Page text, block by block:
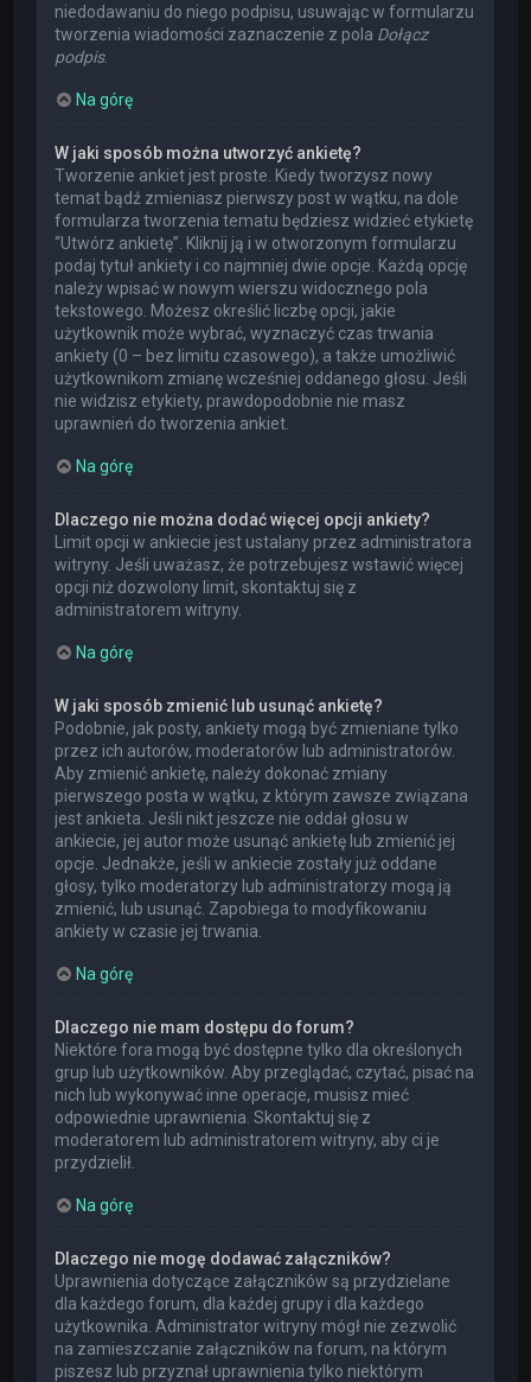
niedodawaniu do niego podpisu, usuwając w formularzu
tworzenia wiadomości zaznaczenie z pola Dołącz
podpis.
Na górę
W jaki sposób można utworzyć ankietę?
Tworzenie ankiet jest proste. Kiedy tworzysz nowy
temat bądź zmieniasz pierwszy post w wątku, na dole
formularza tworzenia tematu będziesz widzieć etykietę
“Utwórz ankietę”. Kliknij ją i w otworzonym formularzu
podaj tytuł ankiety i co najmniej dwie opcje. Każdą opcję
należy wpisać w nowym wierszu widocznego pola
tekstowego. Możesz określić liczbę opcji, jakie
użytkownik może wybrać, wyznaczyć czas trwania
ankiety (0 – bez limitu czasowego), a także umożliwić
użytkownikom zmianę wcześniej oddanego głosu. Jeśli
nie widzisz etykiety, prawdopodobnie nie masz
uprawnień do tworzenia ankiet.
Na górę
Dlaczego nie można dodać więcej opcji ankiety?
Limit opcji w ankiecie jest ustalany przez administratora
witryny. Jeśli uważasz, że potrzebujesz wstawić więcej
opcji niż dozwolony limit, skontaktuj się z
administratorem witryny.
Na górę
W jaki sposób zmienić lub usunąć ankietę?
Podobnie, jak posty, ankiety mogą być zmieniane tylko
przez ich autorów, moderatorów lub administratorów.
Aby zmienić ankietę, należy dokonać zmiany
pierwszego posta w wątku, z którym zawsze związana
jest ankieta. Jeśli nikt jeszcze nie oddał głosu w
ankiecie, jej autor może usunąć ankietę lub zmienić jej
opcje. Jednakże, jeśli w ankiecie zostały już oddane
głosy, tylko moderatorzy lub administratorzy mogą ją
zmienić, lub usunąć. Zapobiega to modyfikowaniu
ankiety w czasie jej trwania.
Na górę
Dlaczego nie mam dostępu do forum?
Niektóre fora mogą być dostępne tylko dla określonych
grup lub użytkowników. Aby przeglądać, czytać, pisać na
nich lub wykonywać inne operacje, musisz mieć
odpowiednie uprawnienia. Skontaktuj się z
moderatorem lub administratorem witryny, aby ci je
przydzielił.
Na górę
Dlaczego nie mogę dodawać załączników?
Uprawnienia dotyczące załączników są przydzielane
dla każdego forum, dla każdej grupy i dla każdego
użytkownika. Administrator witryny mógł nie zezwolić
na zamieszczanie załączników na forum, na którym
piszesz lub przyznał uprawnienia tylko niektórym